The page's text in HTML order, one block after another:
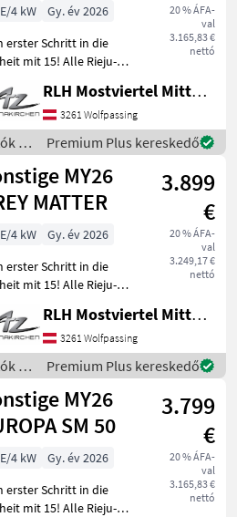
20 % ÁFA-
val
3.165,83 €
nettó
4 kW
Gy. év 2026
erster Schritt in die
mit 15! Alle Rieju-
verfügbar! In 2
Größe
LOW: 815 mm
875mm
RLH Mostviertel Mitte - Standort Steinakirchen
3261 Wolfpassing
/
Premium Plus kereskedő
MY26
MATTER
3.899
€
20 % ÁFA-
val
3.249,17 €
nettó
4 kW
Gy. év 2026
erster Schritt in die
mit 15! Alle Rieju-
verfügbar! In 2
Größe
LOW: 815 mm
875 mm
RLH Mostviertel Mitte - Standort Steinakirchen
3261 Wolfpassing
/
Premium Plus kereskedő
MY26
SM 50
3.799
€
20 % ÁFA-
val
3.165,83 €
nettó
4 kW
Gy. év 2026
erster Schritt in die
mit 15! Alle Rieju-